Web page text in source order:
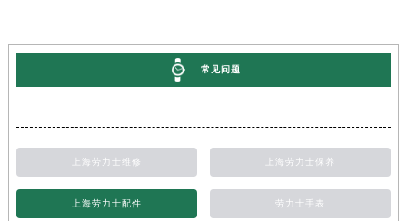
常见问题
上海劳力士维修 上海劳力士保养
上海劳力士配件 劳力士手表